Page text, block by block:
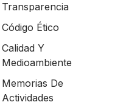
Transparencia
Código Ético
Calidad Y
Medioambiente
Memorias De
Actividades